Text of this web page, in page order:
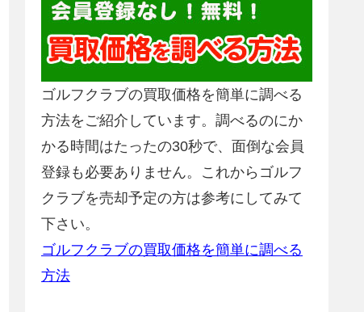
ゴルフクラブの買取価格を簡単に調べる
方法をご紹介しています。調べるのにか
かる時間はたったの30秒で、面倒な会員
登録も必要ありません。これからゴルフ
クラブを売却予定の方は参考にしてみて
下さい。
ゴルフクラブの買取価格を簡単に調べる
方法